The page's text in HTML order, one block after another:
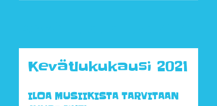
Kevätlukukausi 2021
ILOA MUSIIKISTA TARVITAAN